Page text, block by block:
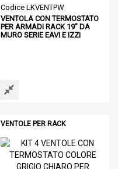
Codice LKVENTPW
VENTOLA CON TERMOSTATO
PER ARMADI RACK 19" DA
MURO SERIE EAVI E IZZI
VENTOLE PER RACK